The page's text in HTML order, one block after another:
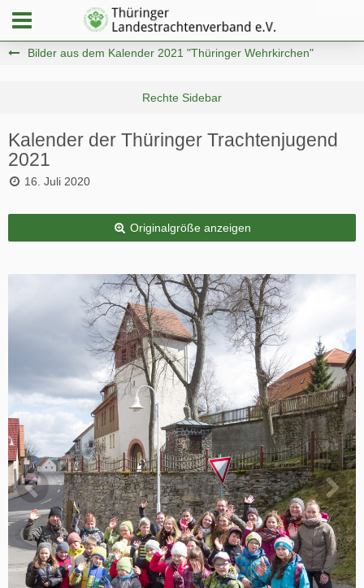
Bilder aus dem Kalender 2021 "Thüringer Wehrkirchen"
Kalender der Thüringer Trachtenjugend
2021
16. Juli 2020
Originalgröße anzeigen